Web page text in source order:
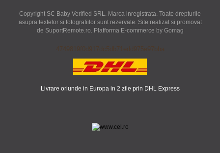
Copyright SC Baby Verified SRL. Marca inregistrata. Toate drepturile
asupra textelor si fotografiilor sunt rezervate. Site realizat si promovat
de SuportRemote.ro. Platforma E-commerce by Gomag
4749819f0d917dc5db71edd975e97bba
Livrare oriunde in Europa in 2 zile prin DHL Express